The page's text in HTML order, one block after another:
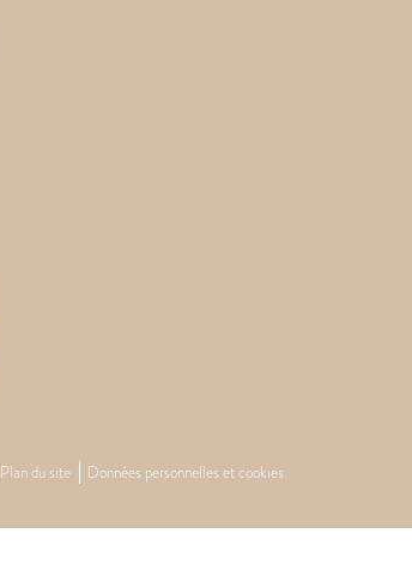
Plan du site Données personnelles et cookies